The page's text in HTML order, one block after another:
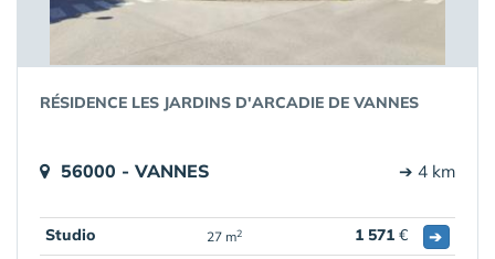
RÉSIDENCE LES JARDINS D'ARCADIE DE VANNES
56000 - VANNES ➔ 4 km
Studio 27 m2 1 571 €
➔